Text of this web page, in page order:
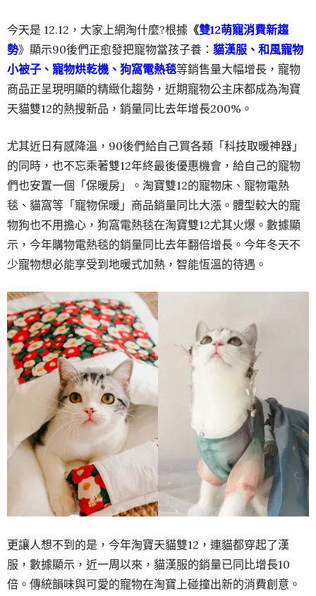
今天是 12.12，大家上網淘什麼?根據 《雙12萌寵消費新趨
勢》顯示90後們正愈發把寵物當孩子養： 貓漢服、和風寵物
小被子、寵物烘乾機、狗窩電熱毯等銷售量大幅增長，寵物
商品正呈現明顯的精緻化趨勢，近期寵物公主床都成為淘寶
天貓雙12的熱搜新品，銷量同比去年增長200%。
尤其近日有感降溫，90後們給自己買各類「科技取暖神器」
的同時，也不忘乘著雙12年終最後優惠機會，給自己的寵物
們也安置一個「保暖房」。淘寶雙12的寵物床、寵物電熱
毯、貓窩等「寵物保暖」商品銷量同比大漲。體型較大的寵
物狗也不用擔心，狗窩電熱毯在淘寶雙12尤其火爆。數據顯
示，今年購物電熱毯的銷量同比去年翻倍增長。今年冬天不
少寵物想必能享受到地暖式加熱，智能恆溫的待遇。
更讓人想不到的是，今年淘寶天貓雙12，連貓都穿起了漢
服，數據顯示，近一周以來，貓漢服的銷量已同比增長10
倍。傳統韻味與可愛的寵物在淘寶上碰撞出新的消費創意。